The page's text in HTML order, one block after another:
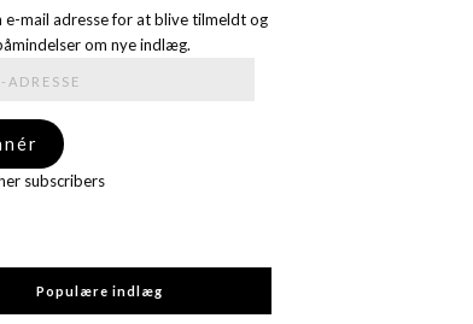
e-mail adresse for at blive tilmeldt og
om nye indlæg.
subscribers
Populære indlæg